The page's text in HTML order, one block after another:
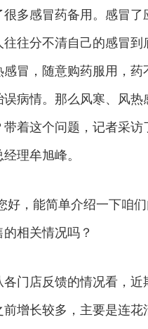
很多感冒药备用。感冒了
往往分不清自己的感冒到
感冒，随意购药服用，药
误病情。那么风寒、风热
带着这个问题，记者采访
理牟旭峰。
好，能简单介绍一下咱
相关情况吗？
各门店反馈的情况看，近
前增长较多，主要是连花